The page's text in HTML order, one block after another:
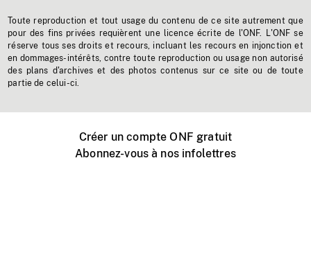
Toute reproduction et tout usage du contenu de ce site autrement que
pour des fins privées requièrent une licence écrite de l'ONF. L'ONF se
réserve tous ses droits et recours, incluant les recours en injonction et
en dommages-intérêts, contre toute reproduction ou usage non autorisé
des plans d'archives et des photos contenus sur ce site ou de toute
partie de celui-ci.
Créer un compte ONF gratuit
Abonnez-vous à nos infolettres